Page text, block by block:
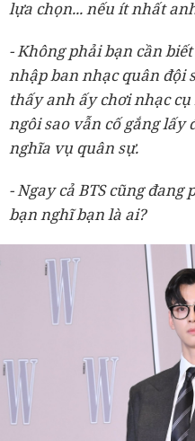
lựa chọn... nếu ít nhất
- Không phải bạn cần
nhập ban nhạc quân đội
thấy anh ấy chơi nhạc
ngôi sao vẫn cố gắng lấy
nghĩa vụ quân sự.
- Ngay cả BTS cũng
bạn nghĩ bạn là ai?